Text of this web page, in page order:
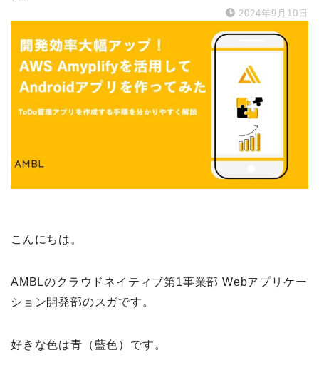
2024年9月10日
こんにちは。
AMBLのクラウドネイティブ第1事業部 Webアプリケー
ション開発部のスガです。
好きな色は青（藍色）です。